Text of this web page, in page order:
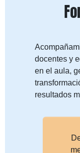
docentes y
en el aula,
resultados